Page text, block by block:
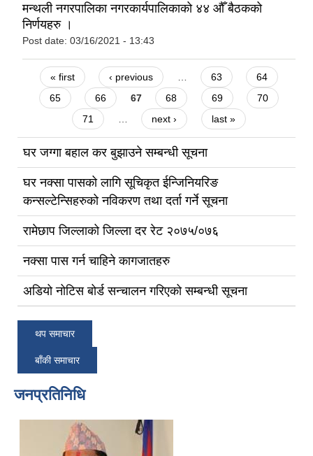
मन्थली नगरपालिका नगरकार्यपालिकाको ४४ औँ बैठकको
निर्णयहरु ।
Post date: 03/16/2021 - 13:43
Pages
« first ‹ previous … 63
64
65
66 67 68 69
70
71
… next › last »
घर जग्गा बहाल कर बुझाउने सम्बन्धी सूचना
घर नक्सा पासको लागि सूचिकृत ईन्जिनियरिङ
कन्सल्टेन्सिहरुको नविकरण तथा दर्ता गर्ने सूचना
रामेछाप जिल्लाको जिल्ला दर रेट २०७५/०७६
नक्सा पास गर्न चाहिने कागजातहरु
अडियो नोटिस बोर्ड सन्चालन गरिएको सम्बन्धी सूचना
थप समाचार
बाँकी समाचार
जनप्रतिनिधि